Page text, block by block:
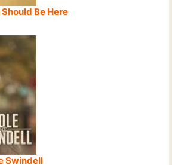
Be Here
Swindell